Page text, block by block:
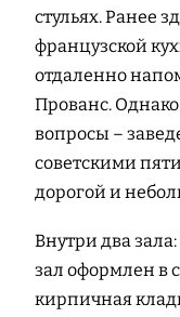
стульях. Ранее
французской
отдаленно
Прованс.
вопросы –
советскими
дорогой и
Внутри два
зал оформлен в
кирпичная